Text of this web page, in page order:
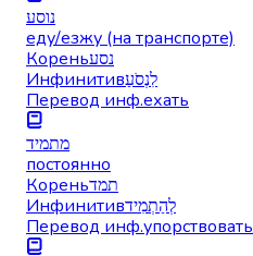
נוסע
еду/езжу (на транспорте)
Кореньנסע
Инфинитивלִנְסֹעַ
Перевод инф.ехать
מתמיד
постоянно
Кореньתמד
Инфинитивלְהַתְמִיד
Перевод инф.